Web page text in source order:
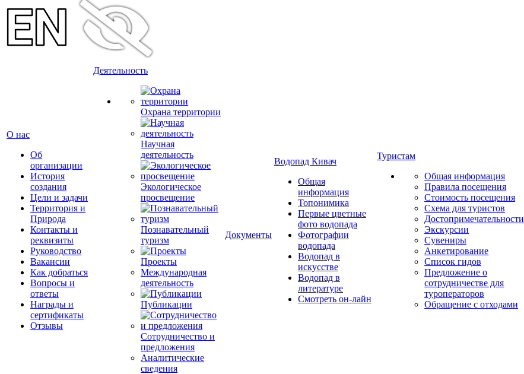
О нас
Об
организации
История
создания
Цели и задачи
Территория и
Природа
Контакты и
реквизиты
Руководство
Вакансии
Как добраться
Вопросы и
ответы
Награды и
сертификаты
Отзывы
Деятельность
Охрана территории
Научная
деятельность
Экологическое
просвещение
Познавательный
туризм
Проекты
Международная
деятельность
Публикации
Сотрудничество и
предложения
Аналитические
сведения
Документы
Водопад Кивач
Общая
информация
Топонимика
Первые цветные
фото водопада
Фотографии
водопада
Водопад в
искусстве
Водопад в
литературе
Смотреть он-лайн
Туристам
Общая информация
Правила посещения
Стоимость посещения
Схема для туристов
Достопримечательности
Экскурсии
Сувениры
Анкетирование
Список гидов
Предложение о
сотрудничестве для
туроператоров
Обращение с отходами